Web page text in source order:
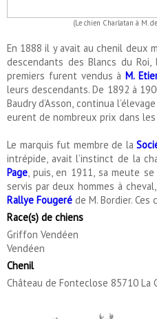
(Le chien Charlatan à M.
En 1888 il y avait au chenil deux
descendants des Blancs du
premiers furent vendus à M.
leurs descendants. De 1892 à
Baudry d’Asson, continua
eurent de nombreux prix dans
Le marquis fut membre de la
intrépide, avait l’instinct de la
Page, puis, en 1911, sa meute
servis par deux hommes à
Rallye Fougeré de M. Bordier.
Race(s) de chiens
Griffon Vendéen
Vendéen
Chenil
Château de Fonteclose 85710 La